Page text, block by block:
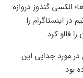
الکسی گندوز دروازه
اینستاگرام را
فالو کرد.
در مورد جدایی این
بود.